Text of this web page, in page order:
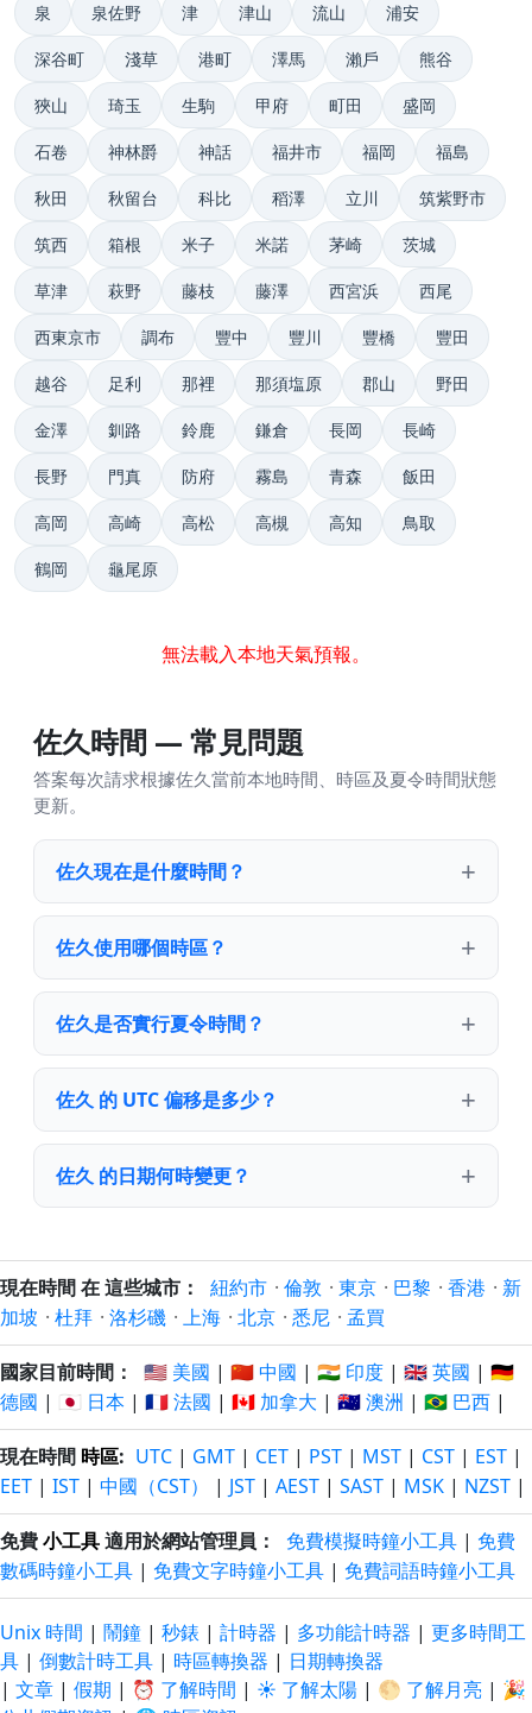
泉 泉佐野 津 津山 流山 浦安
深谷町 淺草 港町 澤馬 瀨戶 熊谷
狹山 琦玉 生駒 甲府 町田 盛岡
石卷 神林爵 神話 福井市 福岡 福島
秋田 秋留台 科比 稻澤 立川 筑紫野市
筑西 箱根 米子 米諾 茅崎 茨城
草津 萩野 藤枝 藤澤 西宮浜 西尾
西東京市 調布 豐中 豐川 豐橋 豐田
越谷 足利 那裡 那須塩原 郡山 野田
金澤 釧路 鈴鹿 鎌倉 長岡 長崎
長野 門真 防府 霧島 青森 飯田
高岡 高崎 高松 高槻 高知 鳥取
鶴岡 龜尾原
無法載入本地天氣預報。
佐久時間 — 常見問題
答案每次請求根據佐久當前本地時間、時區及夏令時間狀態
更新。
佐久現在是什麼時間？
佐久使用哪個時區？
佐久是否實行夏令時間？
佐久 的 UTC 偏移是多少？
佐久 的日期何時變更？
現在時間 在 這些城市： 紐約市 · 倫敦 · 東京 · 巴黎 · 香港 · 新
加坡 · 杜拜 · 洛杉磯 · 上海 · 北京 · 悉尼 · 孟買
國家目前時間： 🇺🇸 美國 | 🇨🇳 中國 | 🇮🇳 印度 | 🇬🇧 英國 | 🇩🇪
德國 | 🇯🇵 日本 | 🇫🇷 法國 | 🇨🇦 加拿大 | 🇦🇺 澳洲 | 🇧🇷 巴西 |
現在時間 時區: UTC | GMT | CET | PST | MST | CST | EST |
EET | IST | 中國（CST） | JST | AEST | SAST | MSK | NZST |
免費小工具適用於網站管理員： 免費模擬時鐘小工具 | 免費
數碼時鐘小工具 | 免費文字時鐘小工具 | 免費詞語時鐘小工具
Unix 時間 | 鬧鐘 | 秒錶 | 計時器 | 多功能計時器 | 更多時間工
具 | 倒數計時工具 | 時區轉換器 | 日期轉換器
| 文章 | 假期 | ⏰ 了解時間 | ☀️ 了解太陽 | 🌕 了解月亮 | 🎉